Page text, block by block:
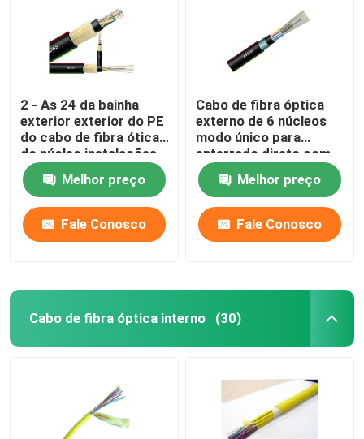
2 - As 24 da bainha
exterior exterior do PE
do cabo de fibra ótica
do núcleo instalações
fáceis materiais
Melhor preço
Fale Conosco
Cabo de fibra óptica
externo de 6 núcleos
modo único para
enterrado direto com
bainha externa de PE
Melhor preço
Fale Conosco
Cabo de fibra óptica interno (30)